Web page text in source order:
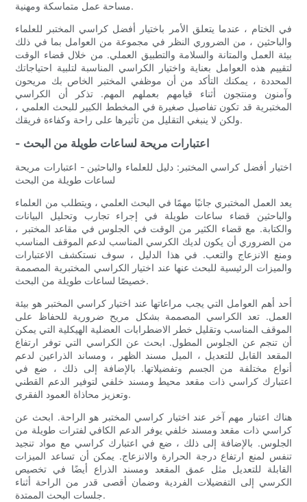
مساحة عمل متماسكة ومهنية.
في الختام ، عندما يتعلق الأمر باختيار أفضل كراسي المختبر للعلماء
والباحثين ، من الضروري النظر في مجموعة من العوامل بما في ذلك
بيئة العمل والمتانة والسلامة والتطبيق العملي. من خلال قضاء الوقت
لتقييم هذه العوامل بعناية واختيار الكراسي المناسبة لتلبية احتياجاتك
المحددة ، يمكنك التأكد من أن موظفي المختبر الخاص بك مريحون
وآمنون ومنتجون أثناء قيامهم بعملهم المهم. تذكر أن الكراسي
المختبرية قد تكون تفاصيل صغيرة في المخطط الكبير للبحث العلمي ،
ولكن لا ينبغي التقليل من تأثيرها على راحة وكفاءة فريقك.
- اعتبارات مريحة لساعات طويلة من البحث
اختيار أفضل كراسي المختبر: دليل للعلماء والباحثين - اعتبارات مريحة
لساعات طويلة من البحث
يعد العمل المختبري جانبًا مهمًا في البحث العلمي ، ويتطلب من العلماء
والباحثين قضاء ساعات طويلة في إجراء تجارب وتحليل البيانات
والكتابة. مع قضاء الكثير من الوقت في الجلوس في مقاعد المختبر ،
من الضروري أن يكون لديك الكرسي المناسب لدعم الموقف المناسب
ومنع الانزعاج والتعب. في هذا الدليل ، سوف نستكشف الاعتبارات
والميزات الرئيسية للبحث عنها عند اختيار الكراسي المختبرية المصممة
خصيصًا لساعات طويلة من البحث.
أحد أهم العوامل التي يجب مراعاتها عند اختيار كراسي المختبر هو بيئة
العمل. تعد الكراسي المصممة بشكل مريح ضرورية للحفاظ على
الموقف المناسب وتقليل خطر الاضطرابات العضلية الهيكلية التي يمكن
أن تنجم عن الجلوس المطول. ابحث عن الكراسي التي توفر ارتفاع
المقعد القابل للتعديل ، الميل مسند الظهر ، ومساند الذراعين لدعم
أنواع مختلفة من الجسم وتفضيلاتها. بالإضافة إلى ذلك ، ضع في
اعتبارك كراسي ذات مقعد محيط ومسند خلفي لتوفير الدعم القطني
وتعزيز محاذاة العمود الفقري.
هناك اعتبار مهم آخر عند اختيار كراسي المختبر هو الراحة. ابحث عن
كراسي ذات مقعد ومسند خلفي يوفر الدعم الكافي لفترات طويلة من
الجلوس. بالإضافة إلى ذلك ، ضع في اعتبارك كراسي مع مواد تنجيد
تنفس لمنع ارتفاع درجة الحرارة والانزعاج. يمكن أن تساعد الميزات
القابلة للتعديل مثل عمق المقعد ومسند الذراع أيضًا في تخصيص
الكرسي إلى التفضيلات الفردية وضمان أقصى قدر من الراحة أثناء
جلسات البحث الممتدة.